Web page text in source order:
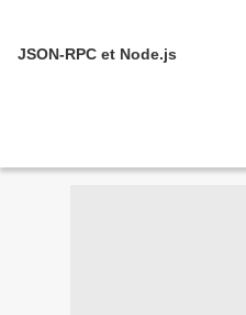
JSON-RPC et Node.js